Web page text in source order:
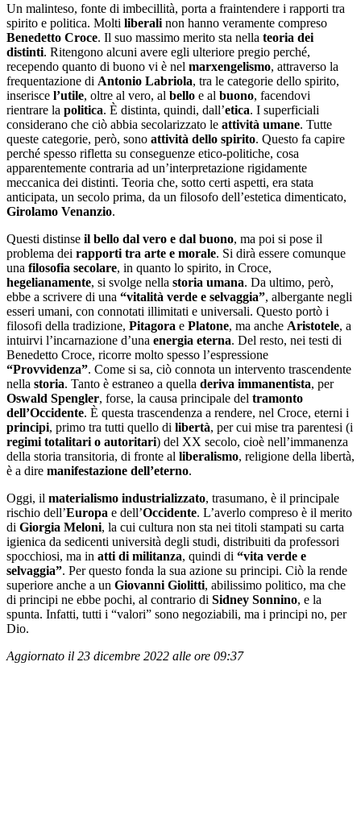
Un malinteso, fonte di imbecillità, porta a fraintendere i rapporti tra
spirito e politica. Molti liberali non hanno veramente compreso
Benedetto Croce. Il suo massimo merito sta nella teoria dei
distinti. Ritengono alcuni avere egli ulteriore pregio perché,
recependo quanto di buono vi è nel marxengelismo, attraverso la
frequentazione di Antonio Labriola, tra le categorie dello spirito,
inserisce l’utile, oltre al vero, al bello e al buono, facendovi
rientrare la politica. È distinta, quindi, dall’etica. I superficiali
considerano che ciò abbia secolarizzato le attività umane. Tutte
queste categorie, però, sono attività dello spirito. Questo fa capire
perché spesso rifletta su conseguenze etico-politiche, cosa
apparentemente contraria ad un’interpretazione rigidamente
meccanica dei distinti. Teoria che, sotto certi aspetti, era stata
anticipata, un secolo prima, da un filosofo dell’estetica dimenticato,
Girolamo Venanzio.
Questi distinse il bello dal vero e dal buono, ma poi si pose il
problema dei rapporti tra arte e morale. Si dirà essere comunque
una filosofia secolare, in quanto lo spirito, in Croce,
hegelianamente, si svolge nella storia umana. Da ultimo, però,
ebbe a scrivere di una “vitalità verde e selvaggia”, albergante negli
esseri umani, con connotati illimitati e universali. Questo portò i
filosofi della tradizione, Pitagora e Platone, ma anche Aristotele, a
intuirvi l’incarnazione d’una energia eterna. Del resto, nei testi di
Benedetto Croce, ricorre molto spesso l’espressione
“Provvidenza”. Come si sa, ciò connota un intervento trascendente
nella storia. Tanto è estraneo a quella deriva immanentista, per
Oswald Spengler, forse, la causa principale del tramonto
dell’Occidente. È questa trascendenza a rendere, nel Croce, eterni i
principi, primo tra tutti quello di libertà, per cui mise tra parentesi (i
regimi totalitari o autoritari) del XX secolo, cioè nell’immanenza
della storia transitoria, di fronte al liberalismo, religione della libertà,
è a dire manifestazione dell’eterno.
Oggi, il materialismo industrializzato, trasumano, è il principale
rischio dell’Europa e dell’Occidente. L’averlo compreso è il merito
di Giorgia Meloni, la cui cultura non sta nei titoli stampati su carta
igienica da sedicenti università degli studi, distribuiti da professori
spocchiosi, ma in atti di militanza, quindi di “vita verde e
selvaggia”. Per questo fonda la sua azione su principi. Ciò la rende
superiore anche a un Giovanni Giolitti, abilissimo politico, ma che
di principi ne ebbe pochi, al contrario di Sidney Sonnino, e la
spunta. Infatti, tutti i “valori” sono negoziabili, ma i principi no, per
Dio.
Aggiornato il 23 dicembre 2022 alle ore 09:37